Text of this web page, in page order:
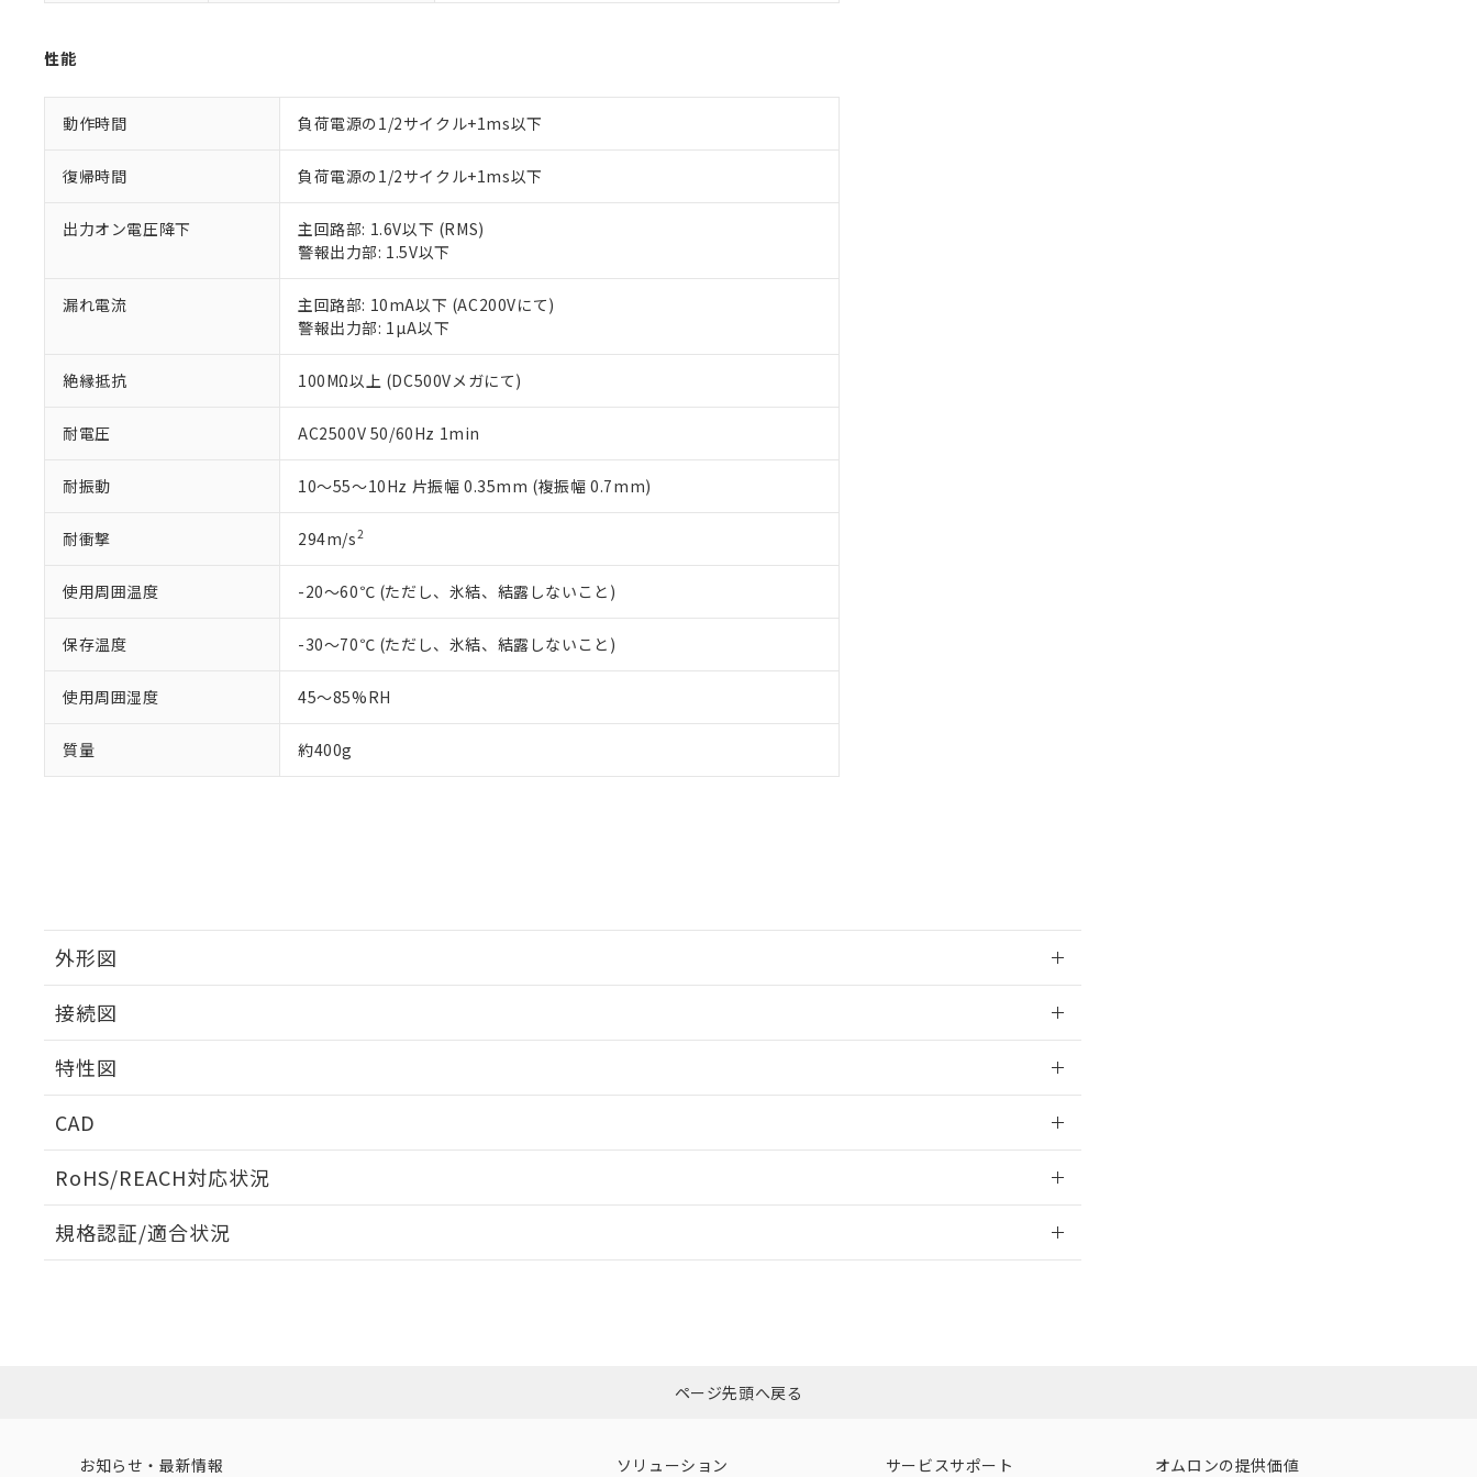
性能
動作時間 負荷電源の1/2サイクル+1ms以下
復帰時間 負荷電源の1/2サイクル+1ms以下
出力オン電圧降下
主回路部: 1.6V以下 (RMS)
警報出力部: 1.5V以下
漏れ電流
主回路部: 10mA以下 (AC200Vにて)
警報出力部: 1µA以下
絶縁抵抗 100MΩ以上 (DC500Vメガにて)
耐電圧 AC2500V 50/60Hz 1min
耐振動 10～55～10Hz 片振幅 0.35mm (複振幅 0.7mm)
耐衝撃 294m/s2
使用周囲温度 -20～60℃ (ただし、氷結、結露しないこと)
保存温度 -30～70℃ (ただし、氷結、結露しないこと)
使用周囲湿度 45～85%RH
質量 約400g
外形図
接続図
特性図
CAD
RoHS/REACH対応状況
EU RoHS 注意事項・凡例
ダウンロードはこちら
規格認証/適合状況
（イギリス
（ノルウェー
（日本
（アメリカ
また、RoHS指令のフタル酸エステル類４物質の対応では、対応完了までの期間は出荷製品に未対応品が
混在することから備考欄に対応日を記載しておりました。
既に当社にて対応品への在庫切替を完了していることから、特段のことがない限り、2022年1月12日よ
り割愛しております。
ページ先頭へ戻る
お知らせ・最新情報 ソリューション サービスサポート オムロンの提供価値